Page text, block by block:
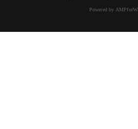
Powered by